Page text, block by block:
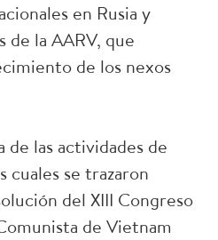
en Rusia y
de la AARV, que
de los nexos
de las actividades de
cuales se trazaron
del XIII Congreso
de Vietnam